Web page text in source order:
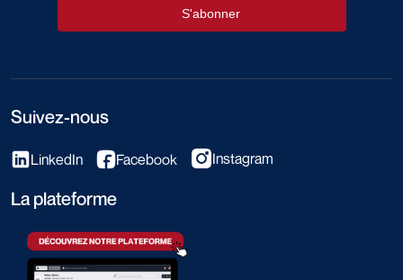
Suivez-nous
LinkedIn Facebook Instagram
La plateforme